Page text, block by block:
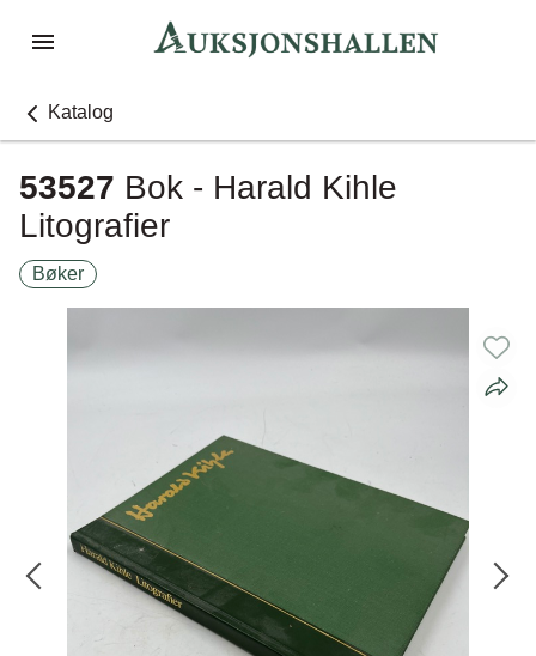
Katalog
53527 Bok - Harald Kihle
Litografier
Bøker